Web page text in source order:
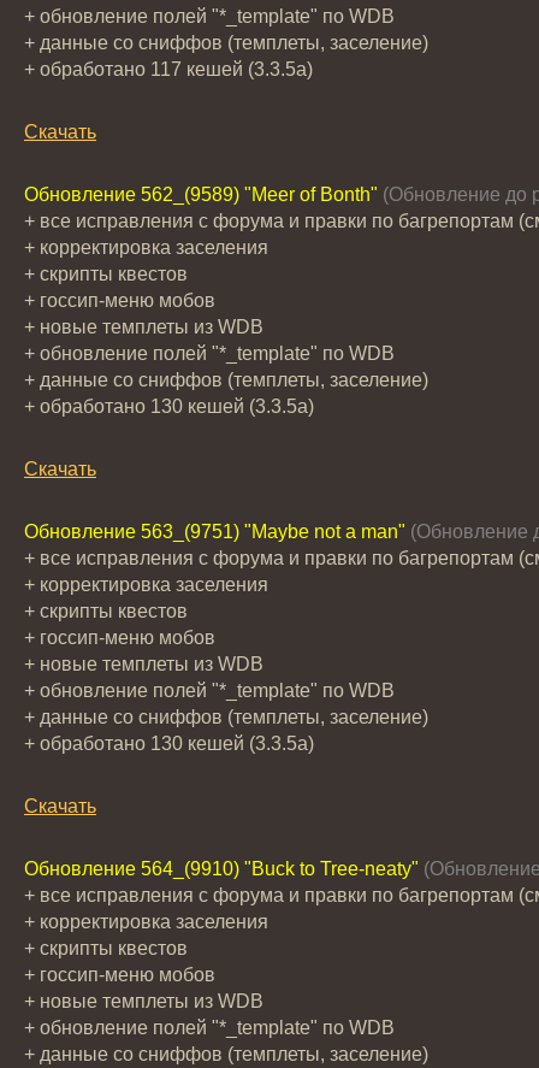
+ обновление полей "*_template" по WDB
+ данные со сниффов (темплеты, заселение)
+ обработано 117 кешей (3.3.5a)
Скачать
Обновление 562_(9589) "Meer of Bonth" (Обновление до
+ все исправления с форума и правки по багрепортам
+ корректировка заселения
+ скрипты квестов
+ госсип-меню мобов
+ новые темплеты из WDB
+ обновление полей "*_template" по WDB
+ данные со сниффов (темплеты, заселение)
+ обработано 130 кешей (3.3.5a)
Скачать
Обновление 563_(9751) "Maybe not a man" (Обновление
+ все исправления с форума и правки по багрепортам
+ корректировка заселения
+ скрипты квестов
+ госсип-меню мобов
+ новые темплеты из WDB
+ обновление полей "*_template" по WDB
+ данные со сниффов (темплеты, заселение)
+ обработано 130 кешей (3.3.5a)
Скачать
Обновление 564_(9910) "Buck to Tree-neaty"
+ все исправления с форума и правки по багрепортам
+ корректировка заселения
+ скрипты квестов
+ госсип-меню мобов
+ новые темплеты из WDB
+ обновление полей "*_template" по WDB
+ данные со сниффов (темплеты, заселение)